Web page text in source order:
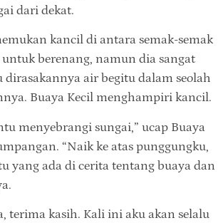
dari dekat.
kancil di antara semak-semak
berenang, namun dia sangat
dirasakannya air begitu dalam seolah
Buaya Kecil menghampiri kancil.
menyebrangi sungai,” ucap Buaya
“Naik ke atas punggungku,
yang ada di cerita tentang buaya dan
terima kasih. Kali ini aku akan selalu